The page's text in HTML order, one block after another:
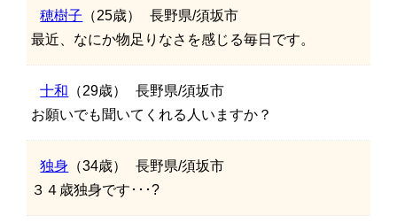
穂樹子 （25歳）
長野県/須坂市
最近、なにか物足りなさを感じる毎日です。
十和 （29歳）
長野県/須坂市
お願いでも聞いてくれる人いますか？
独身 （34歳）
長野県/須坂市
３４歳独身です･･･?